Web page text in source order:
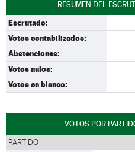
RESUMEN DEL
Escrutado:
Votos contabilizados:
Abstenciones:
Votos nulos:
Votos en blanco:
VOTOS POR
PARTIDO